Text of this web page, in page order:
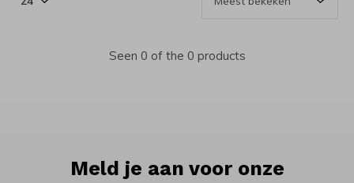
Seen 0 of the 0 products
Meld je aan voor onze